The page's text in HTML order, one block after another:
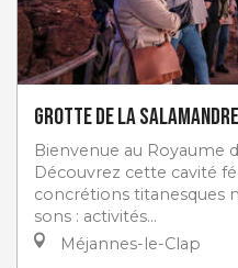
Grotte de la Salamandre
Bienvenue au Royaume
Découvrez cette cavité
concrétions titanesques
sons : activités...
Méjannes-le-Clap